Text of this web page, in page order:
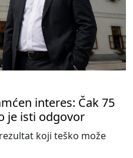
interes: Čak 75
je isti odgovor
koji teško može